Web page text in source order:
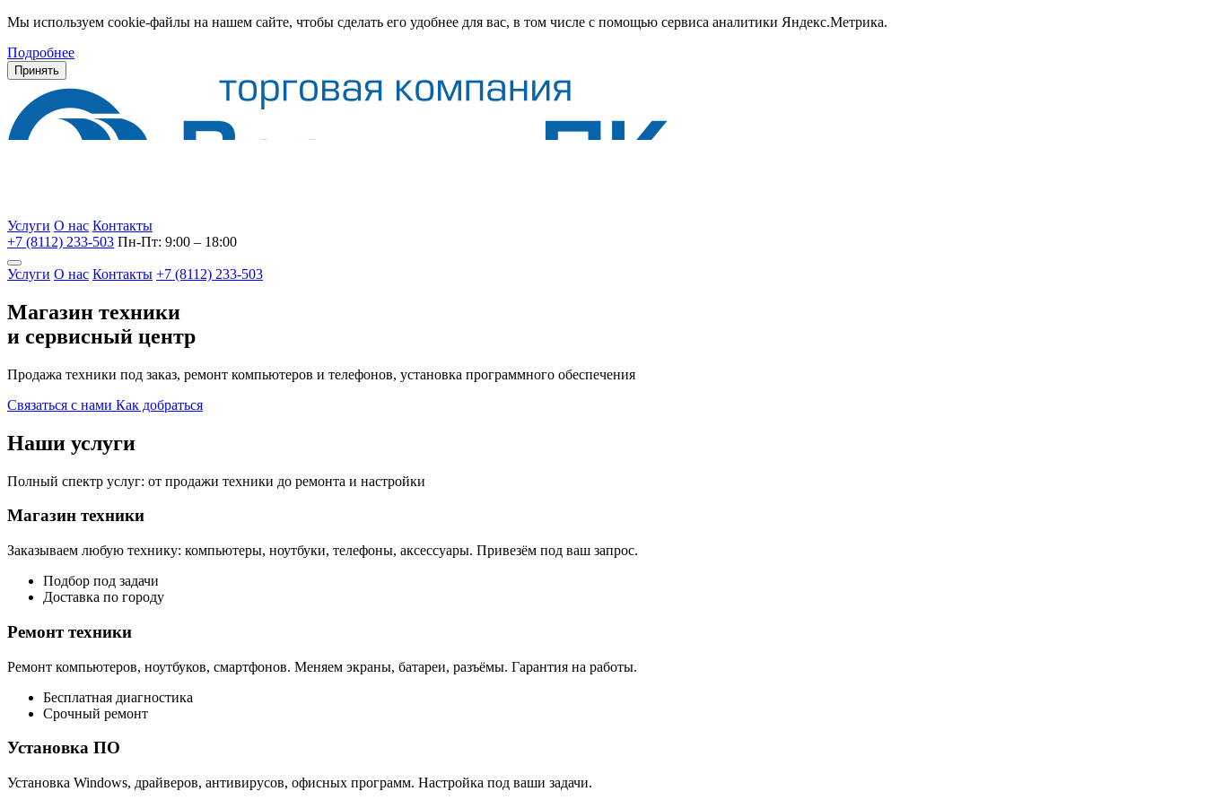
Мы используем cookie-файлы на нашем сайте, чтобы сделать его удобнее для вас, в том числе с помощью сервиса аналитики Яндекс.Метрика.
Подробнее
Принять
Услуги О нас Контакты
+7 (8112) 233-503 Пн-Пт: 9:00 – 18:00
Услуги О нас Контакты +7 (8112) 233-503
Магазин техники
и сервисный центр
Продажа техники под заказ, ремонт компьютеров и телефонов, установка программного обеспечения
Связаться с нами Как добраться
Наши услуги
Полный спектр услуг: от продажи техники до ремонта и настройки
Магазин техники
Заказываем любую технику: компьютеры, ноутбуки, телефоны, аксессуары. Привезём под ваш запрос.
Подбор под задачи
Доставка по городу
Ремонт техники
Ремонт компьютеров, ноутбуков, смартфонов. Меняем экраны, батареи, разъёмы. Гарантия на работы.
Бесплатная диагностика
Срочный ремонт
Установка ПО
Установка Windows, драйверов, антивирусов, офисных программ. Настройка под ваши задачи.